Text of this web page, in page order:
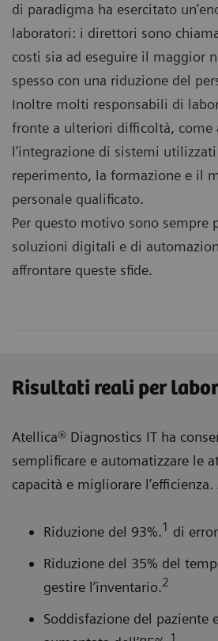
di paradigma ha esercitato
laboratori: i direttori sono
costi sia ad eseguire il maggior
spesso con una riduzione del
Inoltre molti responsabili di
fronte a ulteriori difficoltà, come
l’integrazione di sistemi
reperimento, la formazione e il
personale qualificato.
Per questo motivo sono sempre
soluzioni digitali e di
affrontare queste sfide.
Risultati reali per
Atellica® Diagnostics IT ha
semplificare e automatizzare le
capacità e migliorare
Riduzione del 93%.1 di
Riduzione del 35% del
gestire l’inventario.2
Soddisfazione del paziente
1